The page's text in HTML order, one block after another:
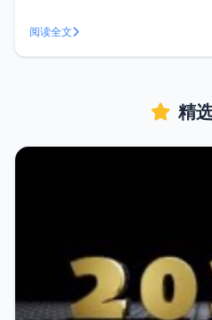
支持多种截图方式，截图后可自
便使用，推荐给大家。小z博客
阅读全文
精